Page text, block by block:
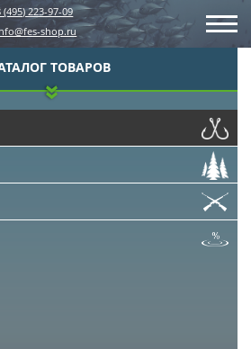
(495) 223-97-09
shop.ru
ТОВАРОВ